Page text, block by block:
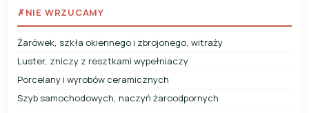
✗NIE WRZUCAMY
Żarówek, szkła okiennego i zbrojonego, witraży
Luster, zniczy z resztkami wypełniaczy
Porcelany i wyrobów ceramicznych
Szyb samochodowych, naczyń żaroodpornych